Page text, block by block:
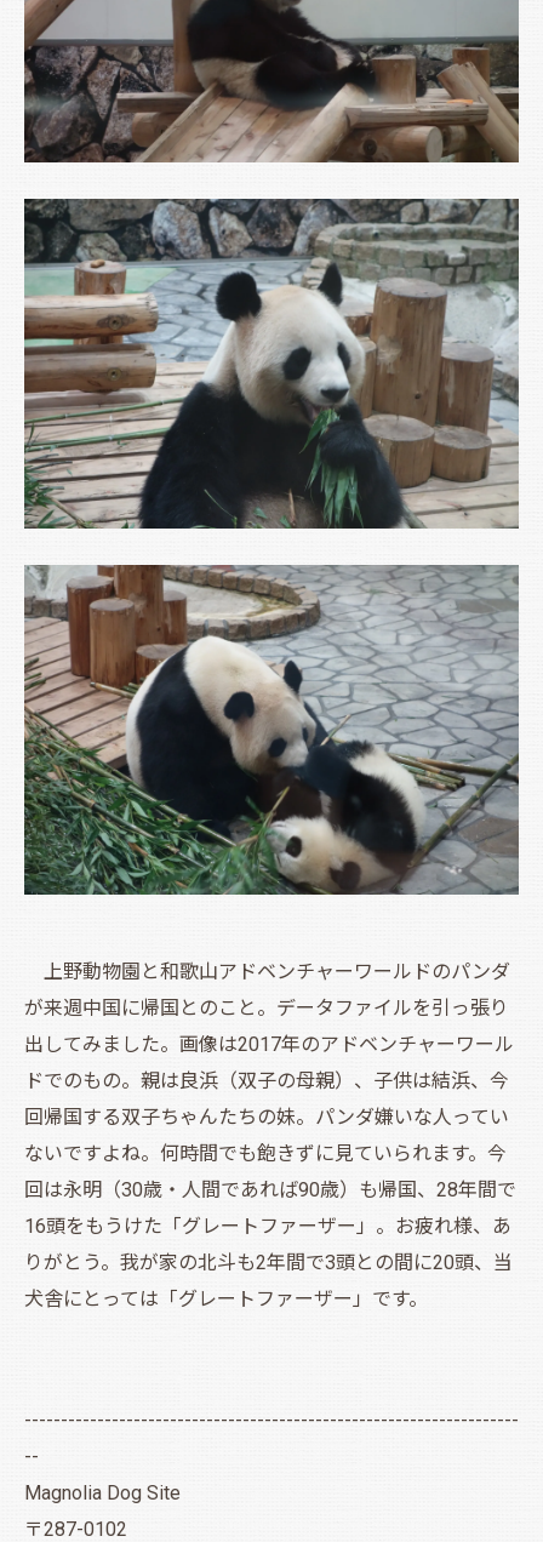
上野動物園と和歌山アドベンチャーワールドのパンダ
が来週中国に帰国とのこと。データファイルを引っ張り
出してみました。画像は2017年のアドベンチャーワール
ドでのもの。親は良浜（双子の母親）、子供は結浜、今
回帰国する双子ちゃんたちの妹。パンダ嫌いな人ってい
ないですよね。何時間でも飽きずに見ていられます。今
回は永明（30歳・人間であれば90歳）も帰国、28年間で
16頭をもうけた「グレートファーザー」。お疲れ様、あ
りがとう。我が家の北斗も2年間で3頭との間に20頭、当
犬舎にとっては「グレートファーザー」です。
--------------------------------------------------------------------
--
Magnolia Dog Site
〒287-0102